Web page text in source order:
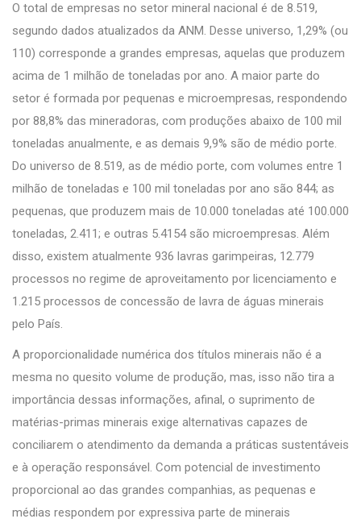
O total de empresas no setor mineral nacional é de 8.519,
segundo dados atualizados da ANM. Desse universo, 1,29% (ou
110) corresponde a grandes empresas, aquelas que produzem
acima de 1 milhão de toneladas por ano. A maior parte do
setor é formada por pequenas e microempresas, respondendo
por 88,8% das mineradoras, com produções abaixo de 100 mil
toneladas anualmente, e as demais 9,9% são de médio porte.
Do universo de 8.519, as de médio porte, com volumes entre 1
milhão de toneladas e 100 mil toneladas por ano são 844; as
pequenas, que produzem mais de 10.000 toneladas até 100.000
toneladas, 2.411; e outras 5.4154 são microempresas. Além
disso, existem atualmente 936 lavras garimpeiras, 12.779
processos no regime de aproveitamento por licenciamento e
1.215 processos de concessão de lavra de águas minerais
pelo País.
A proporcionalidade numérica dos títulos minerais não é a
mesma no quesito volume de produção, mas, isso não tira a
importância dessas informações, afinal, o suprimento de
matérias-primas minerais exige alternativas capazes de
conciliarem o atendimento da demanda a práticas sustentáveis
e à operação responsável. Com potencial de investimento
proporcional ao das grandes companhias, as pequenas e
médias respondem por expressiva parte de minerais